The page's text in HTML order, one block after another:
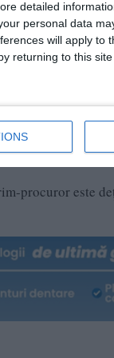
detailed
personal data
will apply to
returning to this
procuror este